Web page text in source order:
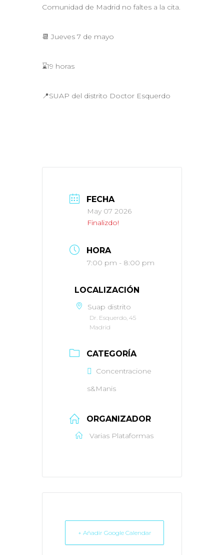
Comunidad de Madrid no faltes a la cita.
📆 Jueves 7 de mayo
⌛19 horas
📍SUAP del distrito Doctor Esquerdo
FECHA
May 07 2026
Finalizdo!
HORA
7:00 pm - 8:00 pm
LOCALIZACIÓN
Suap distrito
Dr. Esquerdo, 45
Madrid
CATEGORÍA
Concentracione
s&Manis
ORGANIZADOR
Varias Plataformas
+ Añadir Google Calendar